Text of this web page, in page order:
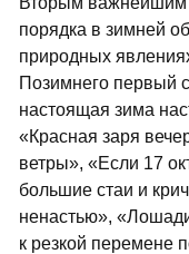
порядка в зимней
природных
Позимнего первый
настоящая зима
«Красная заря
ветры», «Если 17
большие стаи и
ненастью»,
к резкой перемене